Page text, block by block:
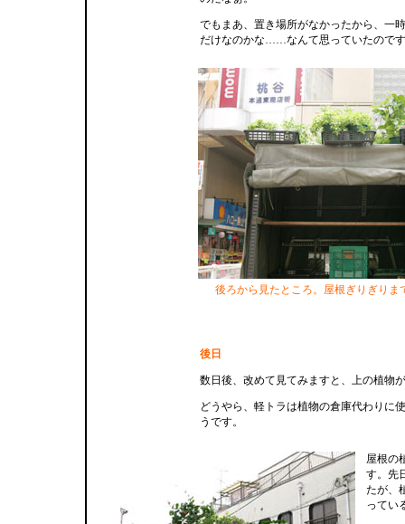
でもまあ、置き場所がなかったから、一
だけなのかな……なんて思っていたので
後ろから見たところ。屋根ぎりぎりま
後日
数日後、改めて見てみますと、上の植物
どうやら、軽トラは植物の倉庫代わり
うです。
屋根の
す。先
たが、
ってい